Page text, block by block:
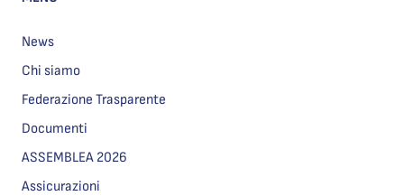
News
Chi siamo
Federazione Trasparente
Documenti
ASSEMBLEA 2026
Assicurazioni